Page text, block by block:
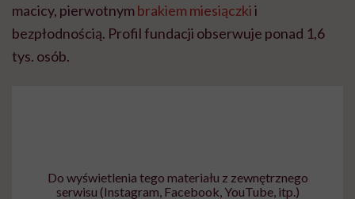
macicy, pierwotnymbrakiem miesiączkii
bezpłodnością. Profil fundacji obserwuje ponad 1,6
tys. osób.
Do wyświetlenia tego materiału z zewnętrznego
serwisu (Instagram, Facebook, YouTube, itp.)